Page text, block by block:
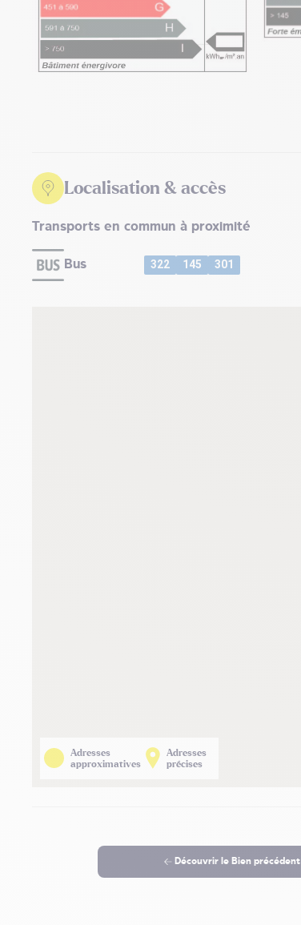
Localisation & accès
Transports en commun à proximité
Bus 322 145 301
Adresses
approximatives
Adresses
précises
Découvrir le Bien précédent